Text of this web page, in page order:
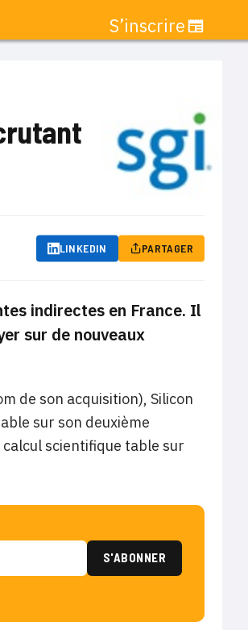
S’inscrire
LINKEDIN PARTAGER
indirectes en France. Il
sur de nouveaux
de son acquisition), Silicon
sur son deuxième
scientifique table sur